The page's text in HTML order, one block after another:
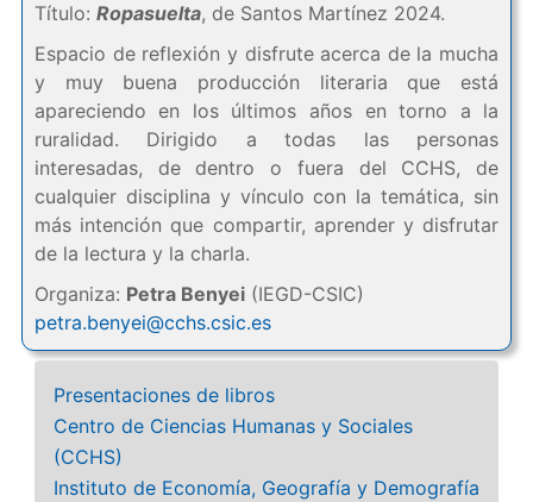
Título: Ropasuelta, de Santos Martínez 2024.
Espacio de reflexión y disfrute acerca de la mucha
y muy buena producción literaria que está
apareciendo en los últimos años en torno a la
ruralidad. Dirigido a todas las personas
interesadas, de dentro o fuera del CCHS, de
cualquier disciplina y vínculo con la temática, sin
más intención que compartir, aprender y disfrutar
de la lectura y la charla.
Organiza: Petra Benyei(IEGD-CSIC)
petra.benyei@cchs.csic.es
Presentaciones de libros
Centro de Ciencias Humanas y Sociales
(CCHS)
Instituto de Economía, Geografía y Demografía